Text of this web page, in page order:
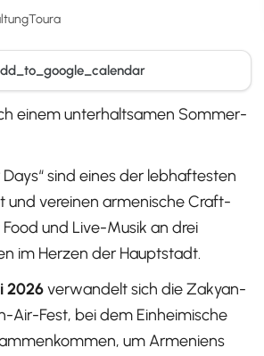
einem unterhaltsamen Sommer-
Days“ sind eines der lebhaftesten
und vereinen armenische Craft-
und Live-Musik an drei
im Herzen der Hauptstadt.
2026verwandelt sich die Zakyan-
Air-Fest, bei dem Einheimische
um Armeniens